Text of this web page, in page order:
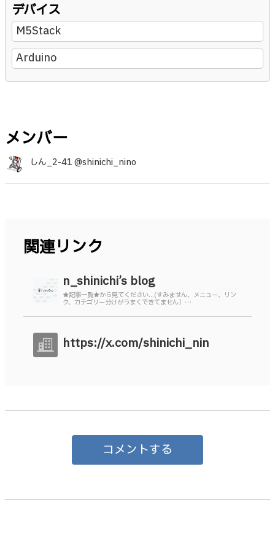
デバイス
M5Stack
Arduino
メンバー
しん_2-41 @shinichi_nino
関連リンク
n_shinichi’s blog
★記事一覧★から見てください...(すみません、メニュー、リン
ク、カテゴリー分けがうまくできてません）…
https://x.com/shinichi_nin
コメントする